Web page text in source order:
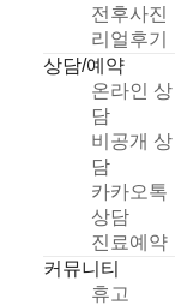
전후사진
리얼후기
상담/예약
온라인 상
담
비공개 상
담
카카오톡
상담
진료예약
커뮤니티
휴고